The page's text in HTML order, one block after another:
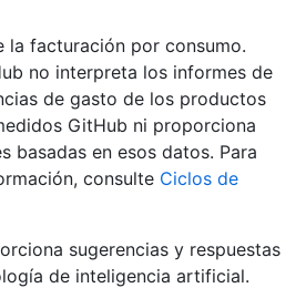
la facturación por consumo.
no interpreta los informes de
de gasto de los productos
GitHub ni proporciona
basadas en esos datos. Para
consulte Ciclos de
sugerencias y respuestas
de inteligencia artificial.